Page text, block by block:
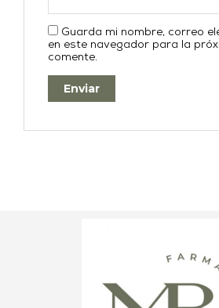
Guarda mi nombre, correo
en este navegador para la
comente.